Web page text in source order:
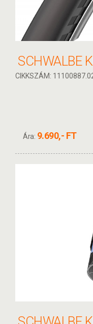
CIKKSZÁM:
Ára: 9.690,- FT